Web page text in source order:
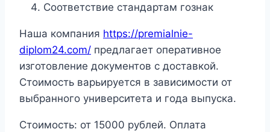
Соответствие стандартам гознак
Наша компания https://premialnie-
diplom24.com/ предлагает оперативное
изготовление документов с доставкой.
Стоимость варьируется в зависимости от
выбранного университета и года выпуска.
Стоимость: от 15000 рублей. Оплата